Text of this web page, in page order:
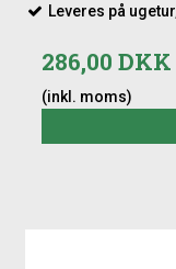
Leveres på
286,00 DKK
(inkl. moms)